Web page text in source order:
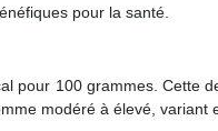
pour la santé.
pour 100 grammes. Cette
modéré à élevé, variant